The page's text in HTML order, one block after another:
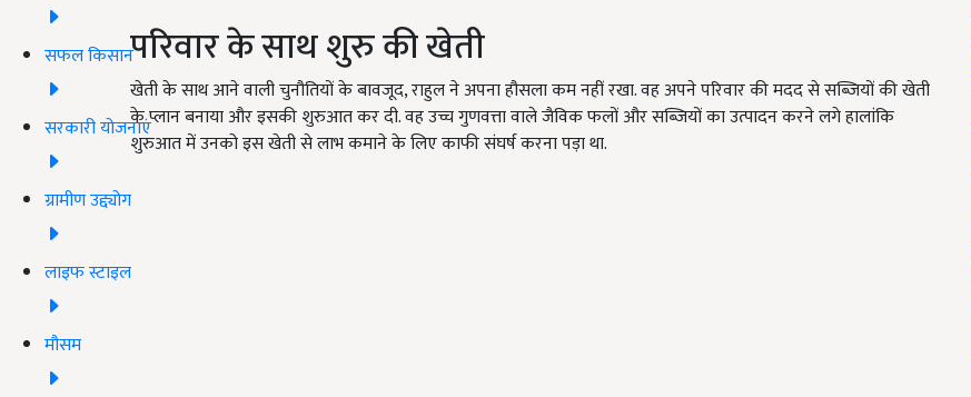
सफल किसान
सरकारी योजनाएं
ग्रामीण उद्द्योग
लाइफ स्टाइल
मौसम
परिवार के साथ शुरु की खेती
खेती के साथ आने वाली चुनौतियों के बावजूद, राहुल ने अपना हौसला कम नहीं रखा. वह अपने परिवार की मदद से सब्जियों की खेती
के प्लान बनाया और इसकी शुरुआत कर दी. वह उच्च गुणवत्ता वाले जैविक फलों और सब्जियों का उत्पादन करने लगे हालांकि
शुरुआत में उनको इस खेती से लाभ कमाने के लिए काफी संघर्ष करना पड़ा था.